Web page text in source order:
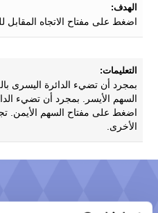
الهدف:
اضغط على مفتاح الاتجاه المقابل
التعليمات:
بمجرد أن تضيء الدائرة اليسرى
السهم الأيسر. بمجرد أن تضيء
اضغط على مفتاح السهم الأيمن.
الأخرى.